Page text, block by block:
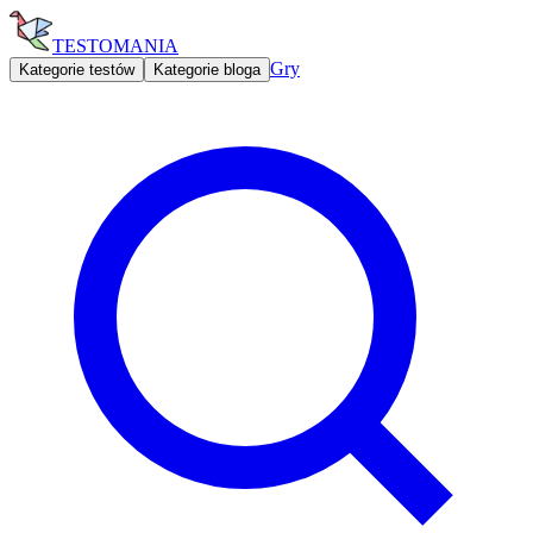
TESTOMANIA
Kategorie testów Kategorie bloga Gry